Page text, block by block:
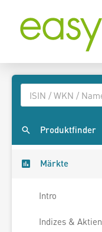
Produktfinder
Märkte
Intro
Indizes & Aktien